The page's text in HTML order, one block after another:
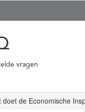
vragen
doet de Economische